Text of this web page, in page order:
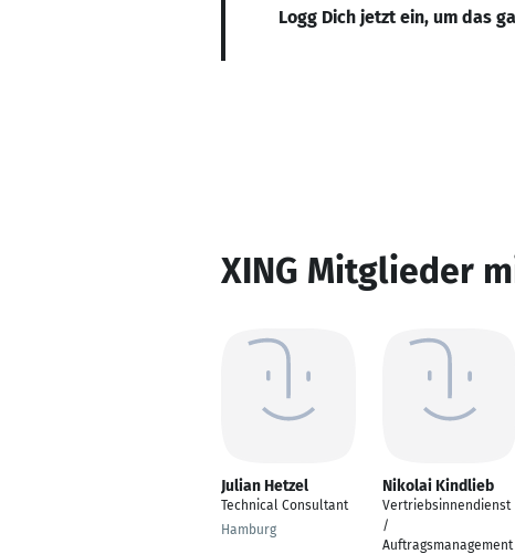
Logg Dich jetzt ein, um das
XING Mitglieder
Julian Hetzel
Technical Consultant
Hamburg
Nikolai Kindlieb
Vertriebsinnendienst
/
Auftragsmanagement